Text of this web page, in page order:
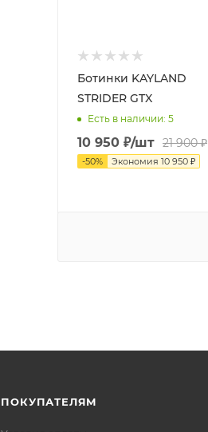
Ботинки KAYLAND
STRIDER GTX
Есть в наличии: 5
10 950 ₽/шт 21 900₽
-50% Экономия 10 950 ₽
ПОКУПАТЕЛЯМ